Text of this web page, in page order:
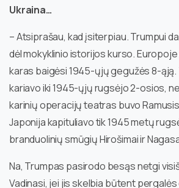
Ukraina…
– Atsiprašau, kad įsiterpiau. Trumpui
dėl mokyklinio istorijos kurso.
karas baigėsi 1945-ųjų gegužės 8-ąją.
kariavo iki 1945-ųjų rugsėjo 2-osios,
karinių operacijų teatras buvo
Japonija kapituliavo tik 1945 metų
branduolinių smūgių Hirošimai ir
Na, Trumpas pasirodo besąs netgi
Vadinasi, jei jis skelbia būtent